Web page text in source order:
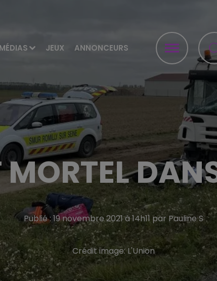
MÉDIAS JEUX ANNONCEURS
Publié : 19 novembre 2021 à 14h11 par Pauline S
Crédit image:L'Union